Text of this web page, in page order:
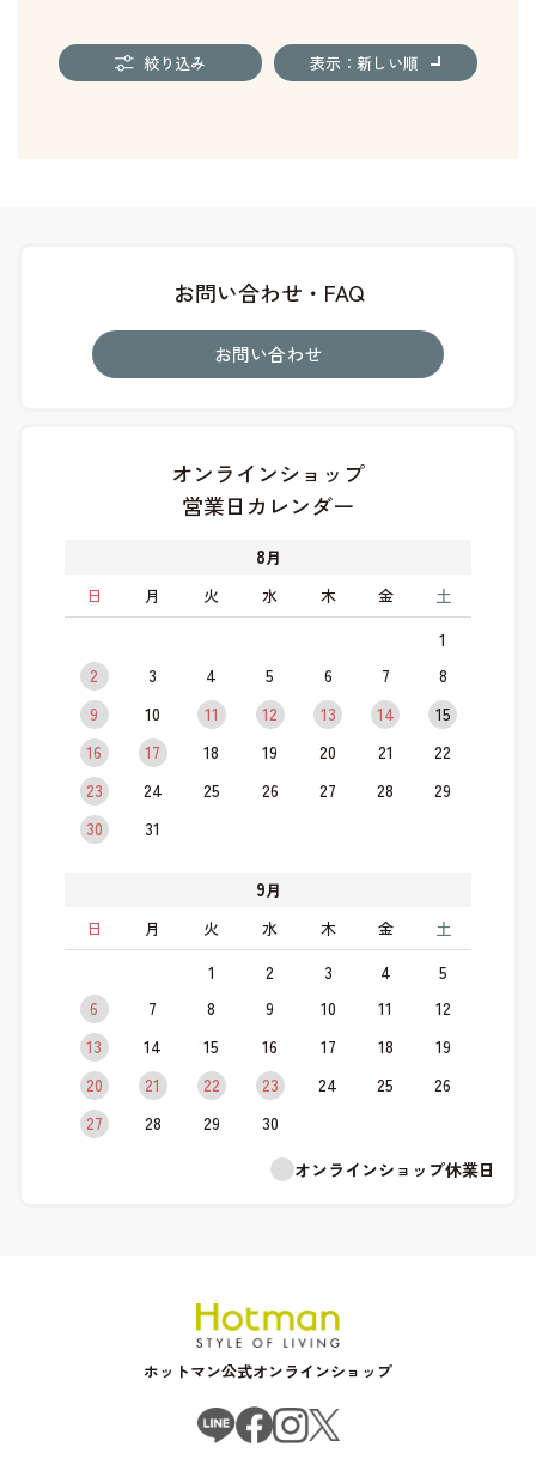
絞り込み 表示：新しい順
お問い合わせ・FAQ
お問い合わせ
オンラインショップ
営業日カレンダー
8月
日
月 火 水 木 金 土
1
2
3 4 5 6 7
8
9
10 11 12 13 14
15
16
17 18 19 20 21
22
23
24 25 26 27 28
29
30
31
9月
日
月 火 水 木 金 土
1 2 3 4
5
6
7 8 9 10 11
12
13
14 15 16 17 18
19
20
21 22 23 24 25
26
27
28 29
30
オンラインショップ休業日
ホットマン公式オンラインショップ